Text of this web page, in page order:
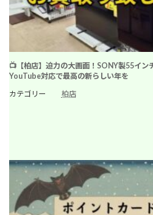
📺【柏店】迫力の大画面！SONY製55イン
YouTube対応で最高の新らしい年を
カテゴリー
柏店